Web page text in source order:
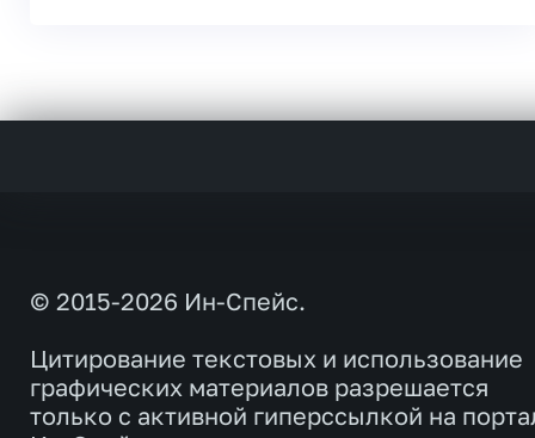
© 2015-2026 Ин-Спейс.
Цитирование текстовых и использование
графических материалов разрешается
только с активной гиперссылкой на